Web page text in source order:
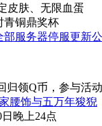
皮肤、无限血蛋
青铜鼎奖杯
部服务器停服更新
归领Q币，参与活
腰饰与五万年狻猊
晚上24点